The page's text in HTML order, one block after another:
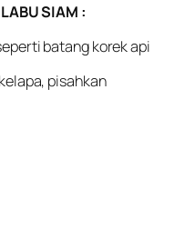
SIAM :
batang korek api
pisahkan